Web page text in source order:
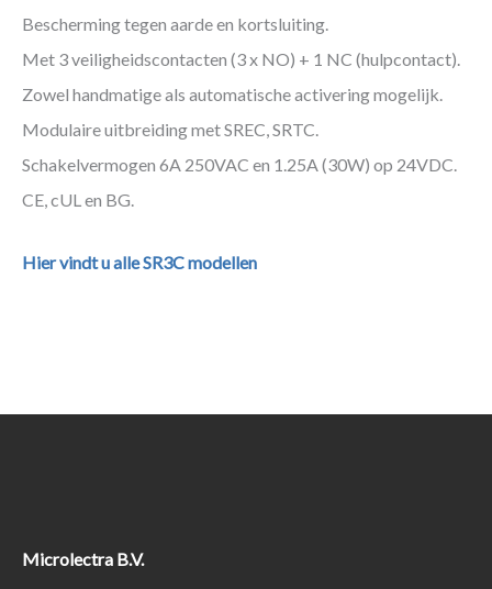
Bescherming tegen aarde en kortsluiting.
Met 3 veiligheidscontacten (3 x NO) + 1 NC (hulpcontact).
Zowel handmatige als automatische activering mogelijk.
Modulaire uitbreiding met SREC, SRTC.
Schakelvermogen 6A 250VAC en 1.25A (30W) op 24VDC.
CE, cUL en BG.
Hier vindt u alle SR3C modellen
Microlectra B.V.